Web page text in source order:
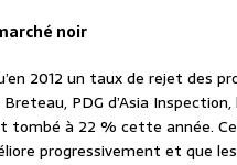
noir
2012 un taux de rejet des
PDG d’Asia
tombé à 22 % cette année.
progressivement et que